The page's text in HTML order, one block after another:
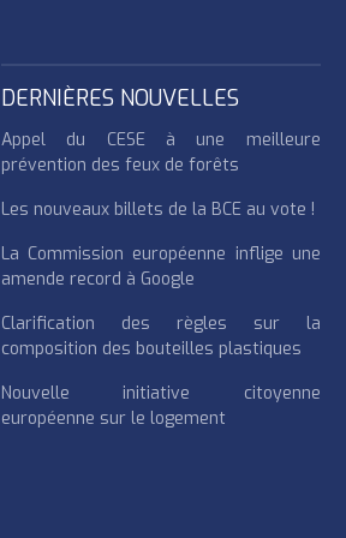
DERNIÈRES NOUVELLES
Appel du CESE à une meilleure
prévention des feux de forêts
Les nouveaux billets de la BCE au vote !
La Commission européenne inflige une
amende record à Google
Clarification des règles sur la
composition des bouteilles plastiques
Nouvelle initiative citoyenne
européenne sur le logement